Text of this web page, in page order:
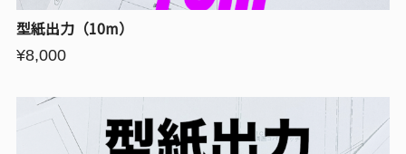
型紙出力（10m）
¥8,000